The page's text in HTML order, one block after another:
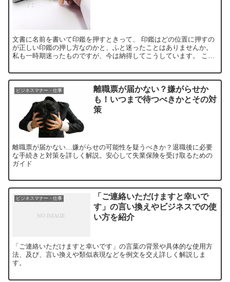
文書に名前を書いて印鑑を押すときって、 印鑑はどの位置に押すの
が正しい印鑑の押し方なのかと、ふと迷ったことはありませんか。
私も一時期迷ったものですが、今は納得してこうしています。 この
ビジネスマナー・仕事
離職票が届かない？嫌がらせか
も！いつまで待つべきかとその対
策
離職票が届かない…嫌がらせの可能性を疑うべきか？退職後に必要
な手続きと対策を詳しく解説。安心して失業保険を受け取るための
ガイド
ビジネスマナー・仕事
「ご連絡いただけますと幸いで
す」の言い換えやビジネスでの使
い方を紹介
「ご連絡いただけますと幸いです」の言葉の背景や具体的な使用方
法、及び、言い換えや類似表現などを例文を交え詳しく解説しま
す。